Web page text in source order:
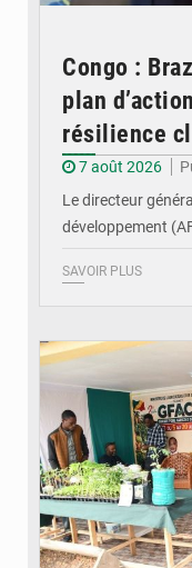
Congo :
plan
résilience
7 août 2026
Le directeur
développement
SAVOIR PLUS